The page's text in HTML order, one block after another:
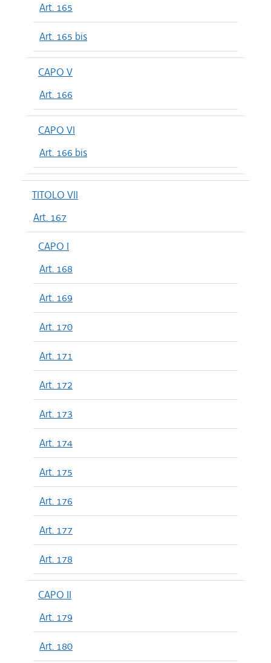
Art. 165
Art. 165 bis
CAPO V
Art. 166
CAPO VI
Art. 166 bis
TITOLO VII
Art. 167
CAPO I
Art. 168
Art. 169
Art. 170
Art. 171
Art. 172
Art. 173
Art. 174
Art. 175
Art. 176
Art. 177
Art. 178
CAPO II
Art. 179
Art. 180